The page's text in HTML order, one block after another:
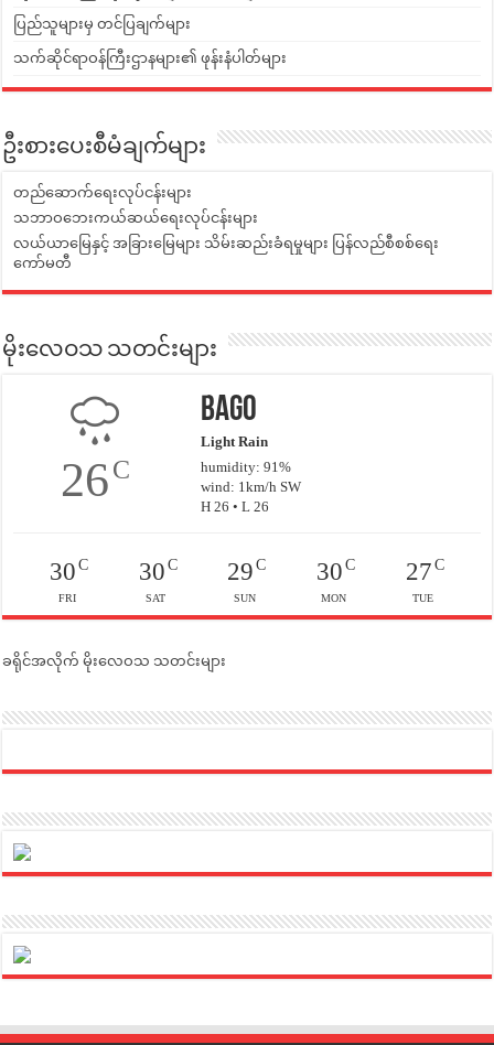
ပြည်သူများမှ တင်ပြချက်များ
သက်ဆိုင်ရာဝန်ကြီးဌာနများ၏ ဖုန်းနံပါတ်များ
ဦးစားပေးစီမံချက်များ
တည်ဆောက်ရေးလုပ်ငန်းများ
သဘာဝဘေးကယ်ဆယ်ရေးလုပ်ငန်းများ
လယ်ယာမြေနှင့် အခြားမြေများ သိမ်းဆည်းခံရမှုများ ပြန်လည်စီစစ်ရေး
ကော်မတီ
မိုးလေဝသ သတင်းများ
26C
Bago
Light Rain
humidity: 91%
wind: 1km/h SW
H 26 • L 26
30C
FRI
30C
SAT
29 C
SUN
30C
MON
27C
TUE
ခရိုင်အလိုက် မိုးလေဝသ သတင်းများ